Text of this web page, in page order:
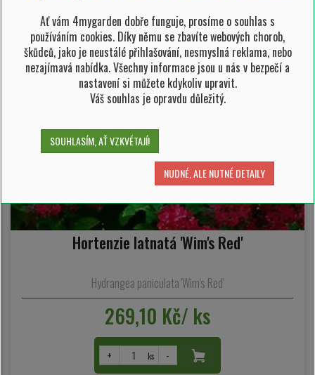
Hortenzie latnatá 'Wim's Red'
Hydrangea paniculata 'Wim's Red'
269,10 Kč/ ks
+ ks -
Ať vám 4mygarden dobře funguje, prosíme o souhlas s
používáním cookies. Díky němu se zbavíte webových chorob,
škůdců, jako je neustálé přihlašování, nesmyslná reklama, nebo
nezajímavá nabídka. Všechny informace jsou u nás v bezpečí a
nastavení si můžete kdykoliv upravit.
Váš souhlas je opravdu důležitý.
SOUHLASÍM, AŤ VZKVÉTAJÍ!
NUDNÉ, ALE NUTNÉ DETAILY